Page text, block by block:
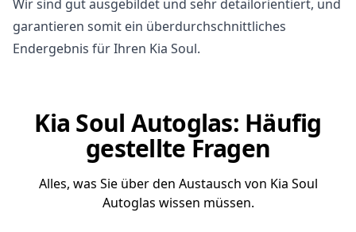
Wir sind gut ausgebildet und sehr detailorientiert, und
garantieren somit ein überdurchschnittliches
Endergebnis für Ihren Kia Soul.
Kia Soul Autoglas: Häufig
gestellte Fragen
Alles, was Sie über den Austausch von Kia Soul
Autoglas wissen müssen.